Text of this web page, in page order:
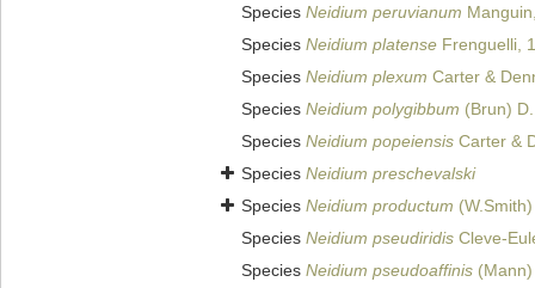
Species Neidium peruvianum
Species Neidium platense Frenguelli,
Species Neidium plexum Carter &
Species Neidium polygibbum (Brun)
Species Neidium popeiensis Carter &
Species Neidium preschevalski
Species Neidium productum
Species Neidium pseudiridis Cleve-
Species Neidium pseudoaffinis